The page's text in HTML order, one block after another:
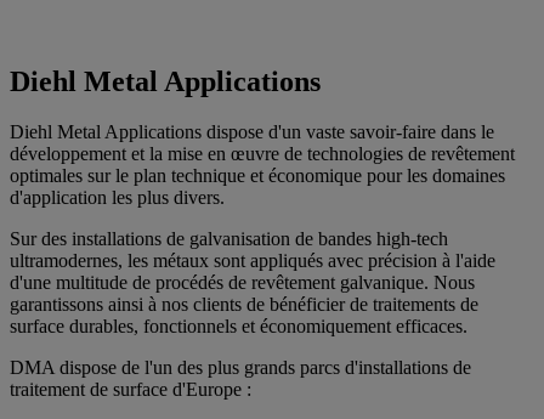
Diehl Metal Applications
Diehl Metal Applications dispose d'un vaste savoir-faire dans le
développement et la mise en œuvre de technologies de revêtement
optimales sur le plan technique et économique pour les domaines
d'application les plus divers.
Sur des installations de galvanisation de bandes high-tech
ultramodernes, les métaux sont appliqués avec précision à l'aide
d'une multitude de procédés de revêtement galvanique. Nous
garantissons ainsi à nos clients de bénéficier de traitements de
surface durables, fonctionnels et économiquement efficaces.
DMA dispose de l'un des plus grands parcs d'installations de
traitement de surface d'Europe :